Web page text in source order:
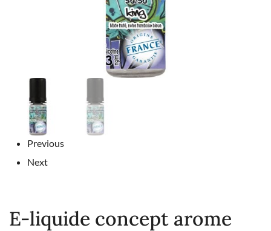
Previous
Next
E-liquide concept arome